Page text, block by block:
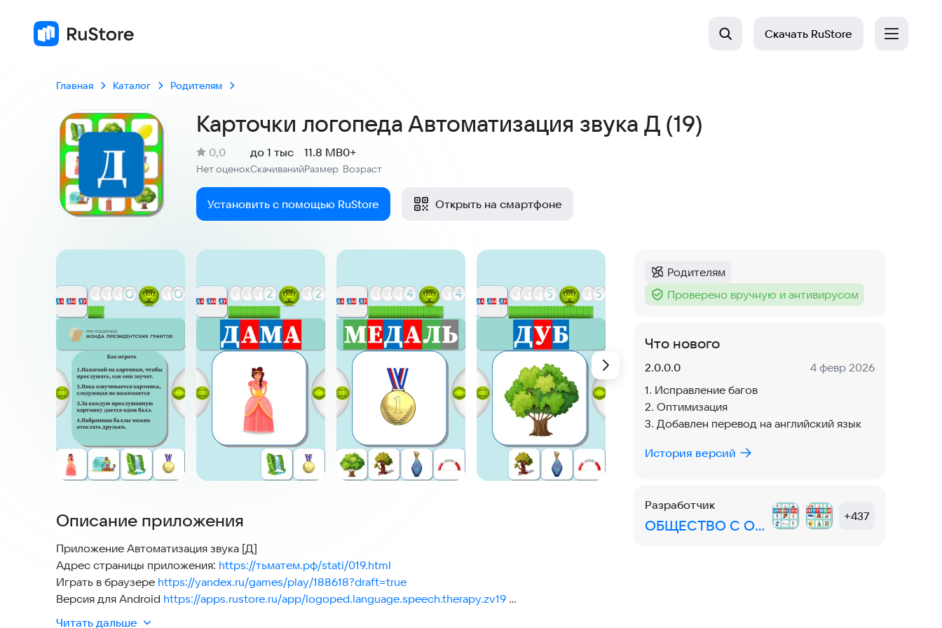
Скачать RuStore
Главная Каталог Родителям
Карточки логопеда Автоматизация звука Д (19)
Рейтинг:
0,0
Нет оценокСкачиваний
до 1 тыс
Размер
11.8 MB
Возраст
0+
Установить с помощью RuStore Открыть на смартфоне
Скриншоты
Описание приложения
Приложение Автоматизация звука [Д]
Адрес страницы приложения: https://тьматем.рф/stati/019.html
Играть в браузере https://yandex.ru/games/play/188618?draft=true
Версия для Android https://apps.rustore.ru/app/logoped.language.speech.therapy.zv19
Приложение Автоматизация звука [Д] проекта "Комплект Логопеда".
Читать дальше
Категория:
Родителям
Тег :
Проверено вручную и антивирусом
Что нового
Версия:
2.0.0.0 Дата:
4 февр 2026
1. Исправление багов
2. Оптимизация
3. Добавлен перевод на английский язык
История версий
Разработчик
ОБЩЕСТВО С ОГРАНИЧЕННОЙ ОТВЕТСТВЕННОСТЬЮ "НОВАТОР"
+437